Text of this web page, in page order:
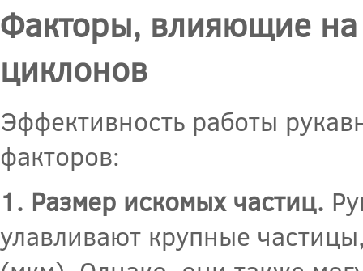
Факторы, влияющие на
циклонов
Эффективность работы
факторов:
1. Размер искомых частиц.
улавливают крупные